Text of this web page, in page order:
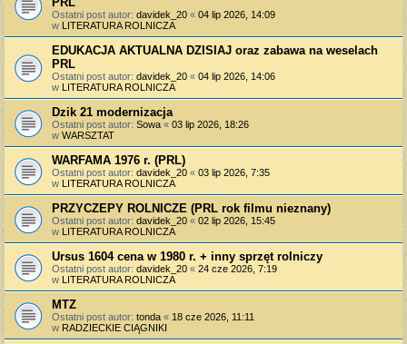
Ostatni post autor: davidek_20 « 04 lip 2026, 14:09
w LITERATURA ROLNICZA
EDUKACJA AKTUALNA DZISIAJ oraz zabawa na weselach
PRL
Ostatni post autor: davidek_20 « 04 lip 2026, 14:06
w LITERATURA ROLNICZA
Dzik 21 modernizacja
Ostatni post autor: Sowa « 03 lip 2026, 18:26
w WARSZTAT
WARFAMA 1976 r. (PRL)
Ostatni post autor: davidek_20 « 03 lip 2026, 7:35
w LITERATURA ROLNICZA
PRZYCZEPY ROLNICZE (PRL rok filmu nieznany)
Ostatni post autor: davidek_20 « 02 lip 2026, 15:45
w LITERATURA ROLNICZA
Ursus 1604 cena w 1980 r. + inny sprzęt rolniczy
Ostatni post autor: davidek_20 « 24 cze 2026, 7:19
w LITERATURA ROLNICZA
MTZ
Ostatni post autor: tonda « 18 cze 2026, 11:11
w RADZIECKIE CIĄGNIKI